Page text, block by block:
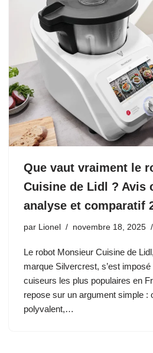
Que vaut vraiment le
Cuisine de Lidl ? Avis
analyse et comparatif
par Lionel novembre 18, 2025
Le robot Monsieur Cuisine de
marque Silvercrest, s’est
cuiseurs les plus populaires en
repose sur un argument simple :
polyvalent,…